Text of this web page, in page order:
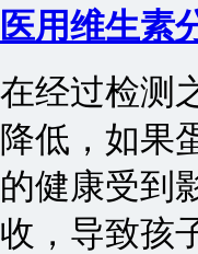
医用维生素
在经过检测
降低，如果
的健康受到
收，导致孩